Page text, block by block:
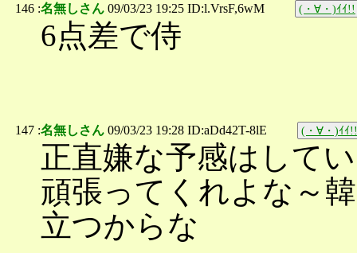
146 :名無しさん 09/03/23 19:25 ID:l.VrsF,6wM (・∀・)ｲｲ!!
6点差で侍
147 :名無しさん 09/03/23 19:28 ID:aDd42T-8lE (・∀・)ｲｲ!!
正直嫌な予感はして
頑張ってくれよな～
立つからな